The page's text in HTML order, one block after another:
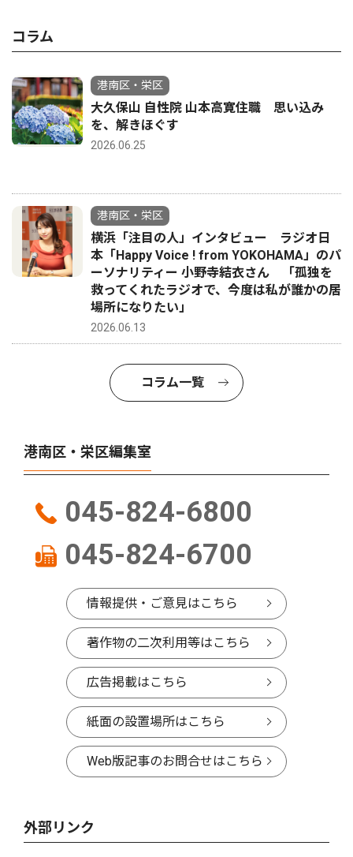
コラム
港南区・栄区
大久保山 自性院 山本高寛住職 思い込み
を、解きほぐす
2026.06.25
港南区・栄区
横浜「注目の人」インタビュー ラジオ日
本「Happy Voice ! from YOKOHAMA」のパ
ーソナリティー 小野寺結衣さん 「孤独を
救ってくれたラジオで、今度は私が誰かの居
場所になりたい」
2026.06.13
コラム一覧
港南区・栄区編集室
045-824-6800
045-824-6700
情報提供・ご意見はこちら
著作物の二次利用等はこちら
広告掲載はこちら
紙面の設置場所はこちら
Web版記事のお問合せはこちら
外部リンク